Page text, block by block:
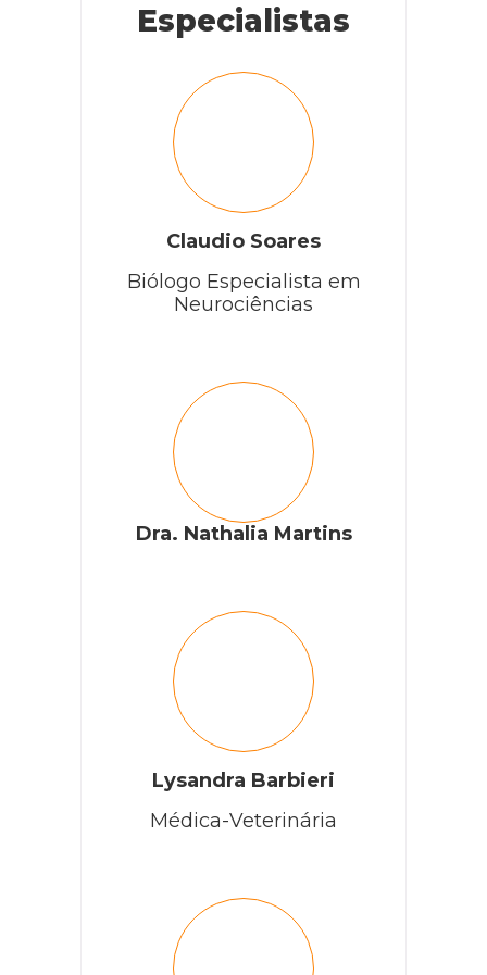
Especialistas
Claudio Soares
Biólogo Especialista em
Neurociências
Dra. Nathalia Martins
Lysandra Barbieri
Médica-Veterinária